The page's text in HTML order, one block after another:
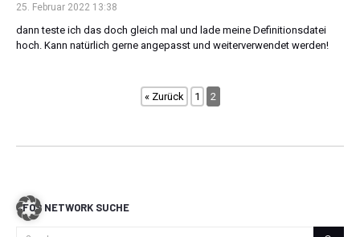
25. Februar 2022 13:38
dann teste ich das doch gleich mal und lade meine Definitionsdatei
hoch. Kann natürlich gerne angepasst und weiterverwendet werden!
« Zurück 1 2
CFOS NETWORK SUCHE